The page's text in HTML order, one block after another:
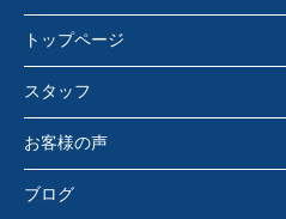
トップページ
スタッフ
お客様の声
ブログ